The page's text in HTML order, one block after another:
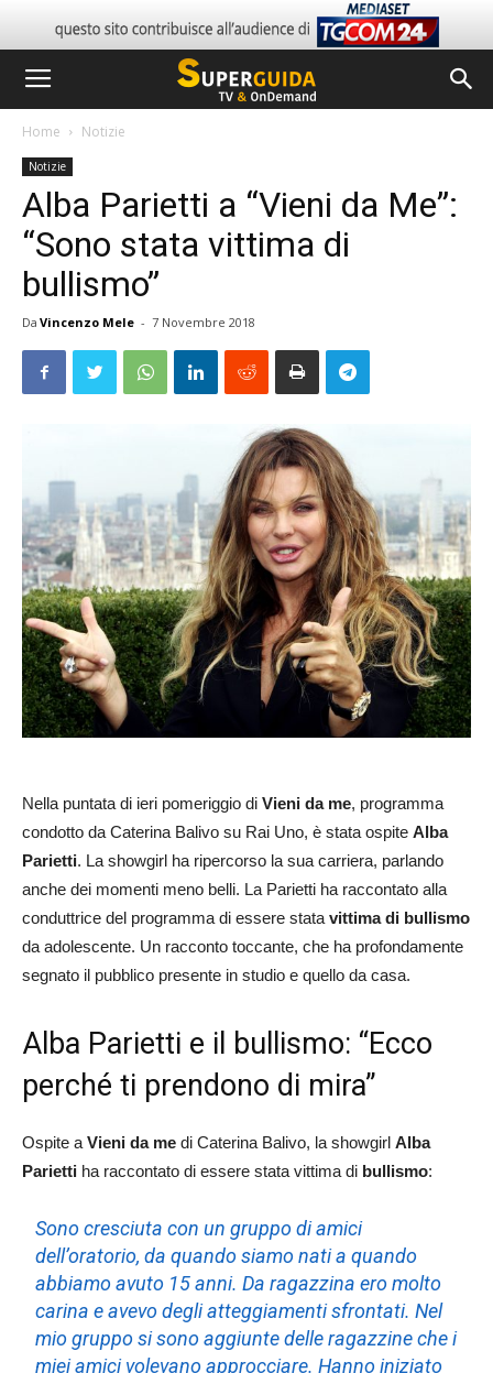
Home Notizie
Notizie
Alba Parietti a “Vieni da Me”:
“Sono stata vittima di
bullismo”
Da Vincenzo Mele - 7 Novembre 2018
Nella puntata di ieri pomeriggio di Vieni da me, programma
condotto da Caterina Balivo su Rai Uno, è stata ospite Alba
Parietti. La showgirl ha ripercorso la sua carriera, parlando
anche dei momenti meno belli. La Parietti ha raccontato alla
conduttrice del programma di essere stata vittima di bullismo
da adolescente. Un racconto toccante, che ha profondamente
segnato il pubblico presente in studio e quello da casa.
Alba Parietti e il bullismo: “Ecco
perché ti prendono di mira”
Ospite a Vieni da me di Caterina Balivo, la showgirl Alba
Parietti ha raccontato di essere stata vittima di bullismo:
Sono cresciuta con un gruppo di amici
dell’oratorio, da quando siamo nati a quando
abbiamo avuto 15 anni. Da ragazzina ero molto
carina e avevo degli atteggiamenti sfrontati. Nel
mio gruppo si sono aggiunte delle ragazzine che i
miei amici volevano approcciare. Hanno iniziato